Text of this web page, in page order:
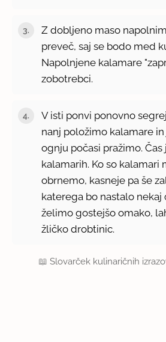
Z dobljeno maso
preveč, saj se bodo med
Napolnjene kalamare
zobotrebci.
V isti ponvi ponovno
nanj položimo kalamare
ognju počasi pražimo.
kalamarih. Ko so kalamari
obrnemo, kasneje pa še
katerega bo nastalo nekaj
želimo gostejšo omako,
žličko drobtinic.
📖Slovarček kulinaričnih